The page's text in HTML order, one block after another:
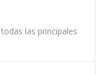
las principales